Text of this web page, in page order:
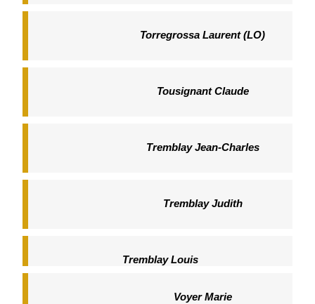
Torregrossa Laurent (LO)
Tousignant Claude
Tremblay Jean-Charles
Tremblay Judith
Tremblay Louis
Voyer Marie